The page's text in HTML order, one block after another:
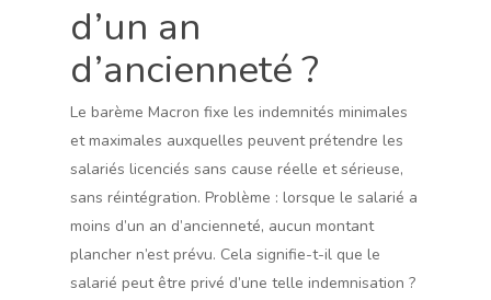
d’un an
d’ancienneté ?
Le barème Macron fixe les indemnités minimales
et maximales auxquelles peuvent prétendre les
salariés licenciés sans cause réelle et sérieuse,
sans réintégration. Problème : lorsque le salarié a
moins d’un an d’ancienneté, aucun montant
plancher n’est prévu. Cela signifie-t-il que le
salarié peut être privé d’une telle indemnisation ?